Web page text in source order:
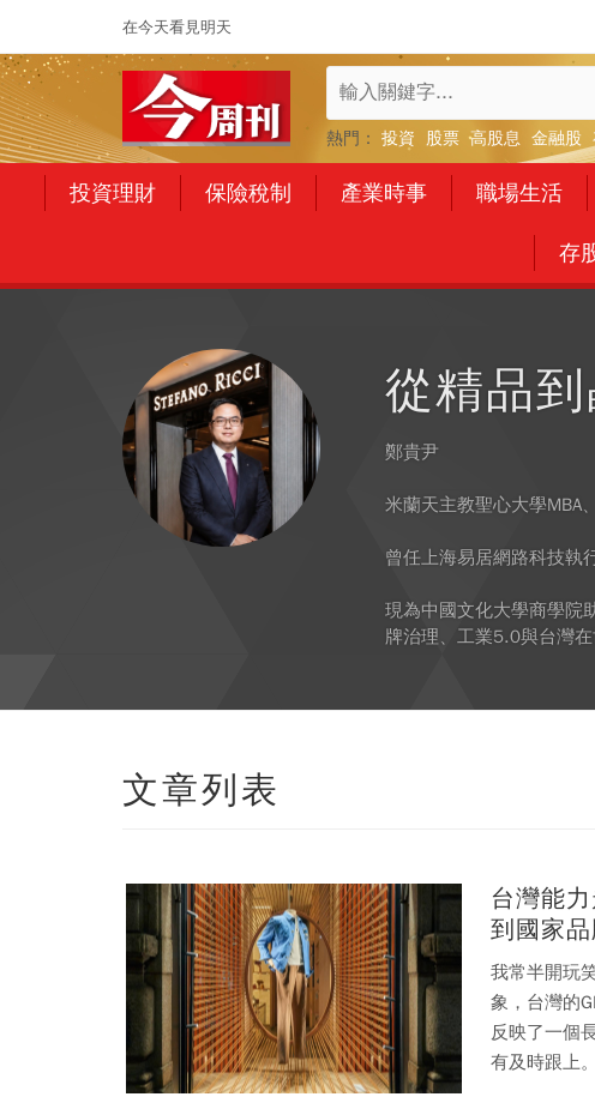
在今天看見明天
熱門： 投資 股票 高股息 金融股
投資理財 保險稅制 產業時事 職場生活
存
從精品
鄭貴尹
米蘭天主教聖心大學MBA
曾任上海易居網路科技執
現為中國文化大學商學院
牌治理、工業5.0與台灣
文章列表
台灣能
到國家
我常半開玩
象，台灣的
反映了一個
有及時跟上。 我們擁有世界級工程師、企業家、醫師與專業人才，也